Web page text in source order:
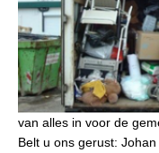
van alles in voor de
Belt u ons gerust: